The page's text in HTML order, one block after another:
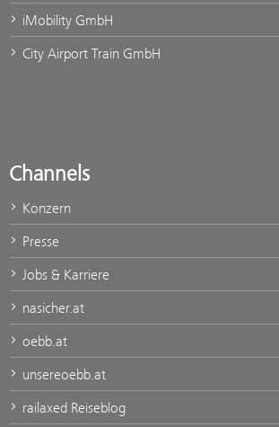
iMobility GmbH
City Airport Train GmbH
Channels
Konzern
Presse
Jobs & Karriere
nasicher.at
oebb.at
unsereoebb.at
railaxed Reiseblog